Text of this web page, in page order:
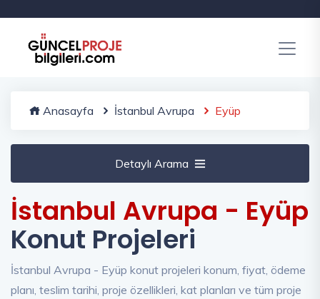
Anasayfa İstanbul Avrupa Eyüp
Detaylı Arama
İstanbul Avrupa - Eyüp
Konut Projeleri
İstanbul Avrupa - Eyüp konut projeleri konum, fiyat, ödeme
planı, teslim tarihi, proje özellikleri, kat planları ve tüm proje